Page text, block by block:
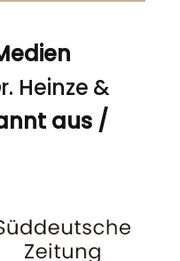
Heinze &
aus /